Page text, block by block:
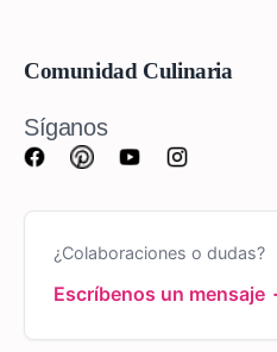
Comunidad Culinaria
Síganos
¿Colaboraciones o dudas?
Escríbenos un mensaje